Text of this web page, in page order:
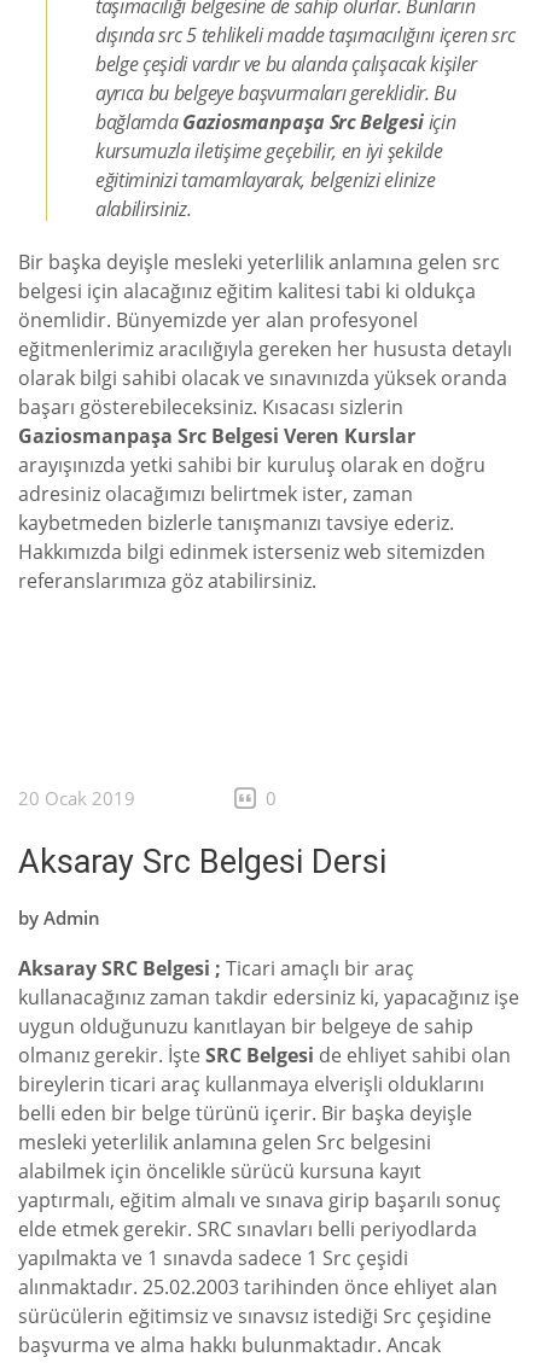
taşımacılığı belgesine de sahip olurlar. Bunların
dışında src 5 tehlikeli madde taşımacılığını içeren src
belge çeşidi vardır ve bu alanda çalışacak kişiler
ayrıca bu belgeye başvurmaları gereklidir. Bu
bağlamdaGaziosmanpaşa Src Belgesiiçin
kursumuzla iletişime geçebilir, en iyi şekilde
eğitiminizi tamamlayarak, belgenizi elinize
alabilirsiniz.
Bir başka deyişle mesleki yeterlilik anlamına gelen src
belgesi için alacağınız eğitim kalitesi tabi ki oldukça
önemlidir. Bünyemizde yer alan profesyonel
eğitmenlerimiz aracılığıyla gereken her hususta detaylı
olarak bilgi sahibi olacak ve sınavınızda yüksek oranda
başarı gösterebileceksiniz. Kısacası sizlerin
Gaziosmanpaşa Src Belgesi Veren Kurslar
arayışınızda yetki sahibi bir kuruluş olarak en doğru
adresiniz olacağımızı belirtmek ister, zaman
kaybetmeden bizlerle tanışmanızı tavsiye ederiz.
Hakkımızda bilgi edinmek isterseniz web sitemizden
referanslarımıza göz atabilirsiniz.
20 Ocak 2019 0
Aksaray Src Belgesi Dersi
by Admin
Aksaray SRC Belgesi ; Ticari amaçlı bir araç
kullanacağınız zaman takdir edersiniz ki, yapacağınız işe
uygun olduğunuzu kanıtlayan bir belgeye de sahip
olmanız gerekir. İşte SRC Belgesi de ehliyet sahibi olan
bireylerin ticari araç kullanmaya elverişli olduklarını
belli eden bir belge türünü içerir. Bir başka deyişle
mesleki yeterlilik anlamına gelen Src belgesini
alabilmek için öncelikle sürücü kursuna kayıt
yaptırmalı, eğitim almalı ve sınava girip başarılı sonuç
elde etmek gerekir. SRC sınavları belli periyodlarda
yapılmakta ve 1 sınavda sadece 1 Src çeşidi
alınmaktadır. 25.02.2003 tarihinden önce ehliyet alan
sürücülerin eğitimsiz ve sınavsız istediği Src çeşidine
başvurma ve alma hakkı bulunmaktadır. Ancak